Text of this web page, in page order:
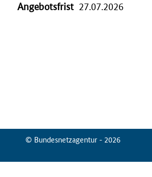
Angebotsfrist 27.07.2026
© Bundesnetzagentur - 2026